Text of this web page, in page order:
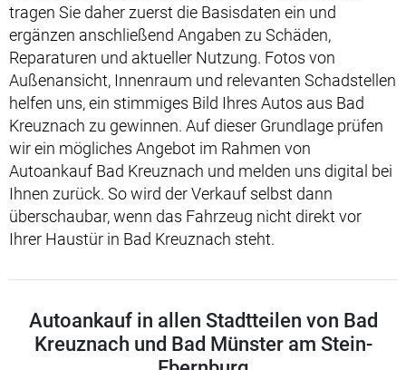
tragen Sie daher zuerst die Basisdaten ein und
ergänzen anschließend Angaben zu Schäden,
Reparaturen und aktueller Nutzung. Fotos von
Außenansicht, Innenraum und relevanten Schadstellen
helfen uns, ein stimmiges Bild Ihres Autos aus Bad
Kreuznach zu gewinnen. Auf dieser Grundlage prüfen
wir ein mögliches Angebot im Rahmen von
Autoankauf Bad Kreuznach und melden uns digital bei
Ihnen zurück. So wird der Verkauf selbst dann
überschaubar, wenn das Fahrzeug nicht direkt vor
Ihrer Haustür in Bad Kreuznach steht.
Autoankauf in allen Stadtteilen von Bad
Kreuznach und Bad Münster am Stein-